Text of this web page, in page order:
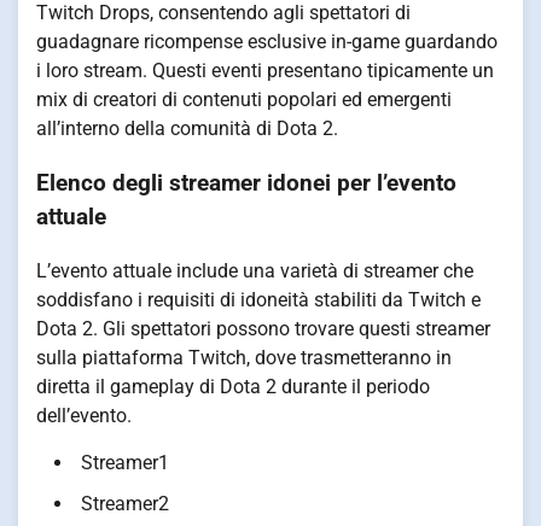
Twitch Drops, consentendo agli spettatori di
guadagnare ricompense esclusive in-game guardando
i loro stream. Questi eventi presentano tipicamente un
mix di creatori di contenuti popolari ed emergenti
all’interno della comunità di Dota 2.
Elenco degli streamer idonei per l’evento
attuale
L’evento attuale include una varietà di streamer che
soddisfano i requisiti di idoneità stabiliti da Twitch e
Dota 2. Gli spettatori possono trovare questi streamer
sulla piattaforma Twitch, dove trasmetteranno in
diretta il gameplay di Dota 2 durante il periodo
dell’evento.
Streamer1
Streamer2